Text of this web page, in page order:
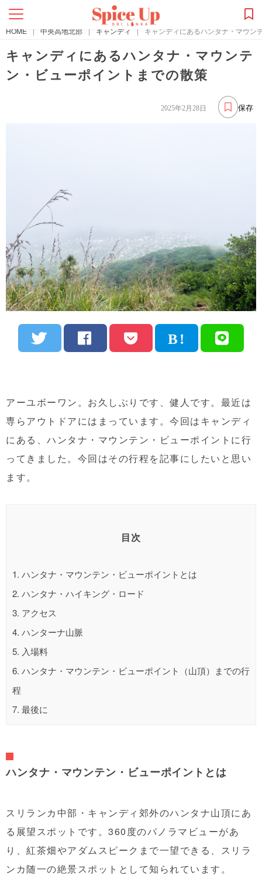
HOME | 中央高地北部 | キャンディ | キャンディにあるハンタナ・マウン
キャンディにあるハンタナ・マウンテ
ン・ビューポイントまでの散策
保存
2025年2月28日
アーユボーワン。お久しぶりです、健人です。最近は
専らアウトドアにはまっています。今回はキャンディ
にある、ハンタナ・マウンテン・ビューポイントに行
ってきました。今回はその行程を記事にしたいと思い
ます。
目次
1. ハンタナ・マウンテン・ビューポイントとは
2. ハンタナ・ハイキング・ロード
3. アクセス
4. ハンターナ山脈
5. 入場料
6. ハンタナ・マウンテン・ビューポイント（山頂）までの行
程
7. 最後に
ハンタナ・マウンテン・ビューポイントとは
スリランカ中部・キャンディ郊外のハンタナ山頂にあ
る展望スポットです。360度のパノラマビューがあ
り、紅茶畑やアダムスピークまで一望できる、スリラ
ンカ随一の絶景スポットとして知られています。